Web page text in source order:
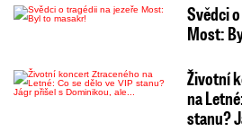
Svědci
Most:
Životní
na
stanu?